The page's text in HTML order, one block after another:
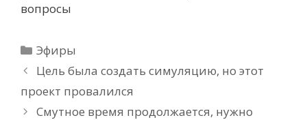
вопросы
Рубрики
Эфиры
Цель была создать симуляцию, но этот
проект провалился
Смутное время продолжается, нужно